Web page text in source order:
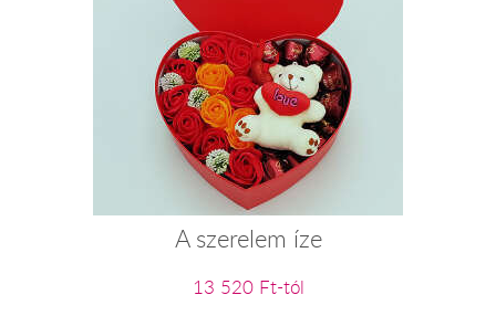
A szerelem íze
13 520 Ft-tól